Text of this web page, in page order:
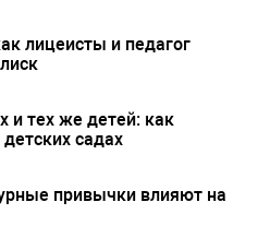
лицеисты и педагог
и тех же детей: как
садах
привычки влияют на